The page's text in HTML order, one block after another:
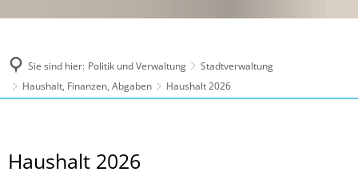
Sie sind hier: Politik und Verwaltung
Stadtverwaltung
Haushalt, Finanzen, Abgaben
Haushalt 2026
Haushalt
Haushalt 2026